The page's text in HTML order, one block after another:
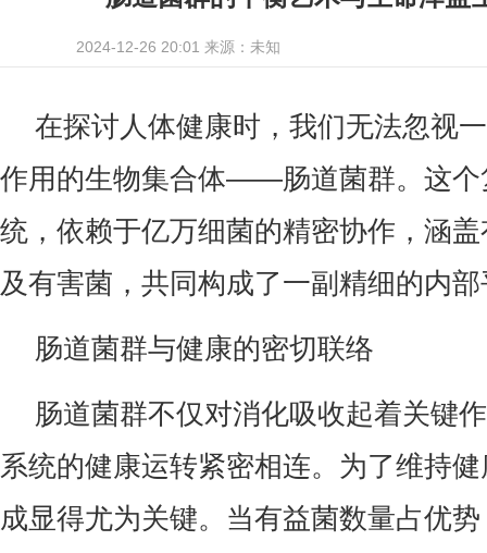
2024-12-26 20:01 来源：未知
在探讨人体健康时，我们无法忽视
作用的生物集合体——肠道菌群。这个
统，依赖于亿万细菌的精密协作，涵
及有害菌，共同构成了一副精细的内
肠道菌群与健康的密切联络
肠道菌群不仅对消化吸收起着关键
系统的健康运转紧密相连。为了维持
成显得尤为关键。当有益菌数量占优